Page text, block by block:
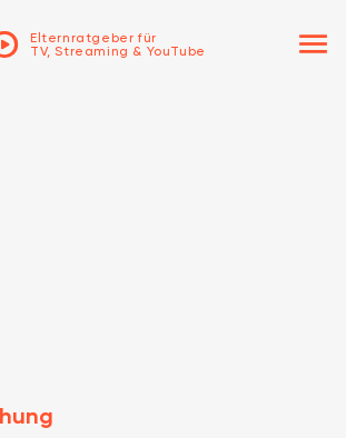
Elternratgeber für
TV, Streaming & YouTube
menu